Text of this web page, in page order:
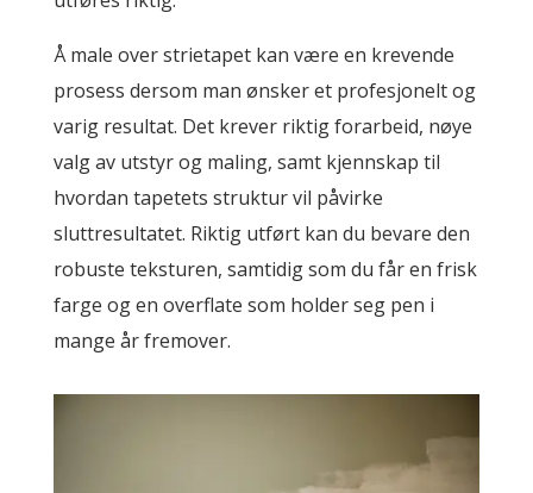
Å male over strietapet kan være en krevende
prosess dersom man ønsker et profesjonelt og
varig resultat. Det krever riktig forarbeid, nøye
valg av utstyr og maling, samt kjennskap til
hvordan tapetets struktur vil påvirke
sluttresultatet. Riktig utført kan du bevare den
robuste teksturen, samtidig som du får en frisk
farge og en overflate som holder seg pen i
mange år fremover.